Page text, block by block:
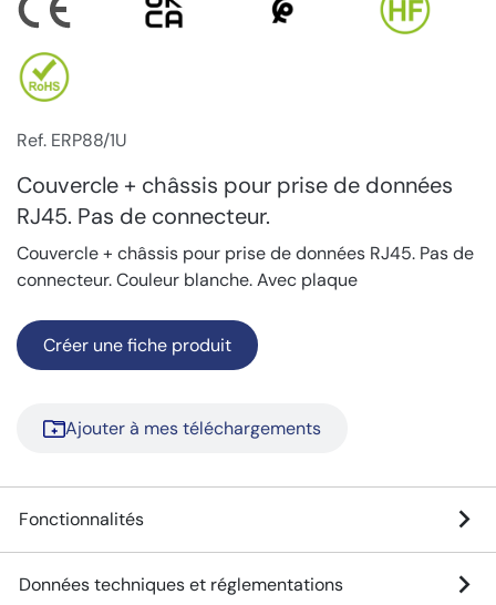
Ref. ERP88/1U
Couvercle + châssis pour prise de données
RJ45. Pas de connecteur.
Couvercle + châssis pour prise de données RJ45. Pas de
connecteur. Couleur blanche. Avec plaque
Créer une fiche produit
Ajouter à mes téléchargements
Fonctionnalités
Données techniques et réglementations